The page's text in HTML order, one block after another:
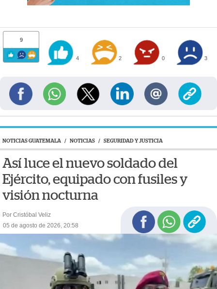
9
4 2 0 3
NOTICIAS GUATEMALA / NOTICIAS / SEGURIDAD Y JUSTICIA
Así luce el nuevo soldado del
Ejército, equipado con fusiles y
visión nocturna
Por Cristóbal Veliz
05 de agosto de 2026, 20:58